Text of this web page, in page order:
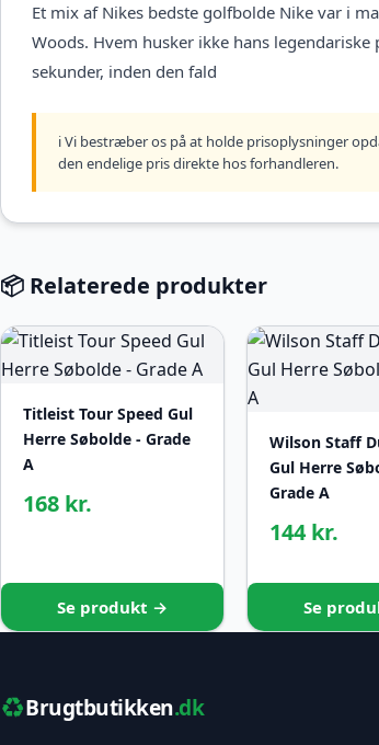
Et mix af Nikes bedste golfbolde Nike var i
Woods. Hvem husker ikke hans
sekunder, inden den fald
ℹ️ Vi bestræber os på at holde prisoplysninger
den endelige pris direkte hos forhandleren.
📦 Relaterede produkter
Titleist Tour Speed Gul
Herre Søbolde - Grade
A
168 kr.
Se produkt →
Wilson Staff
Gul Herre
Grade A
144 kr.
Se
♻️Brugtbutikken.dk